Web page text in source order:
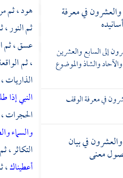
في معرفة
إلى السابع والعشرين
والشاذ والموضوع
في معرفة الوقف
في بيان
معنى
هود ، ثم
ثم النور
عسق ، ثم
، ثم
الذاريات
النبي إذا
الحجرات ،
والسماء
التكاثر
أعطيناك،